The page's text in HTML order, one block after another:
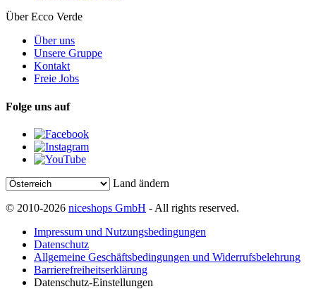
Über Ecco Verde
Über uns
Unsere Gruppe
Kontakt
Freie Jobs
Folge uns auf
Land ändern
© 2010-2026 niceshops GmbH - All rights reserved.
Impressum und Nutzungsbedingungen
Datenschutz
Allgemeine Geschäftsbedingungen und Widerrufsbelehrung
Barrierefreiheitserklärung
Datenschutz-Einstellungen